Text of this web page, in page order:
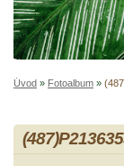
Úvod » Fotoalbum »